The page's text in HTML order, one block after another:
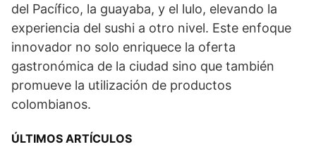
del Pacífico, la guayaba, y el lulo, elevando la
experiencia del sushi a otro nivel. Este enfoque
innovador no solo enriquece la oferta
gastronómica de la ciudad sino que también
promueve la utilización de productos
colombianos.
ÚLTIMOS ARTÍCULOS